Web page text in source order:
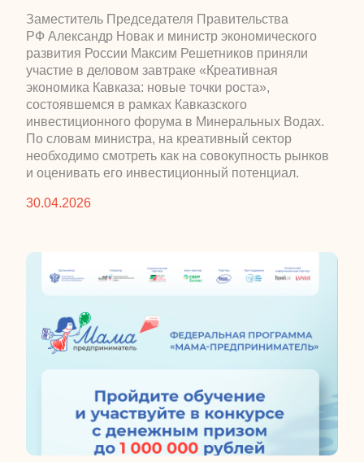
​Заместитель Председателя Правительства
РФ Александр Новак и министр экономического
развития России Максим Решетников приняли
участие в деловом завтраке «Креативная
экономика Кавказа: новые точки роста»,
состоявшемся в рамках Кавказского
инвестиционного форума в Минеральных Водах.
По словам министра, на креативный сектор
необходимо смотреть как на совокупность рынков
и оценивать его инвестиционный потенциал.
30.04.2026